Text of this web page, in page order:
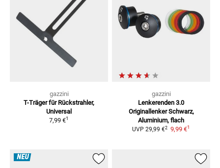
gazzini
T-Träger für Rückstrahler,
Universal
7,99 €1
gazzini
Lenkerenden 3.0
Originallenker Schwarz,
Aluminium, flach
UVP 29,99 €2 9,99 €1
NEU